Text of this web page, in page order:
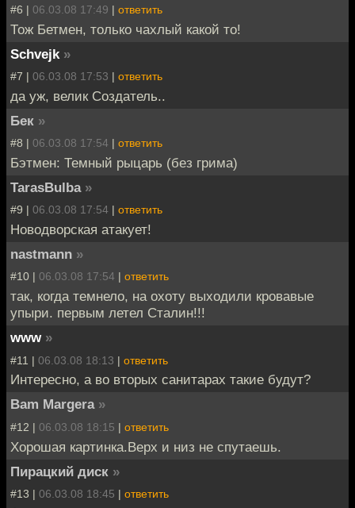
#6 | 06.03.08 17:49 | ответить
Тож Бетмен, только чахлый какой то!
Schvejk »
#7 | 06.03.08 17:53 | ответить
да уж, велик Создатель..
Бек »
#8 | 06.03.08 17:54 | ответить
Бэтмен: Темный рыцарь (без грима)
TarasBulba »
#9 | 06.03.08 17:54 | ответить
Новодворская атакует!
nastmann »
#10 | 06.03.08 17:54 | ответить
так, когда темнело, на охоту выходили кровавые
упыри. первым летел Сталин!!!
www »
#11 | 06.03.08 18:13 | ответить
Интересно, а во вторых санитарах такие будут?
Bam Margera »
#12 | 06.03.08 18:15 | ответить
Хорошая картинка.Верх и низ не спутаешь.
Пирацкий диск »
#13 | 06.03.08 18:45 | ответить